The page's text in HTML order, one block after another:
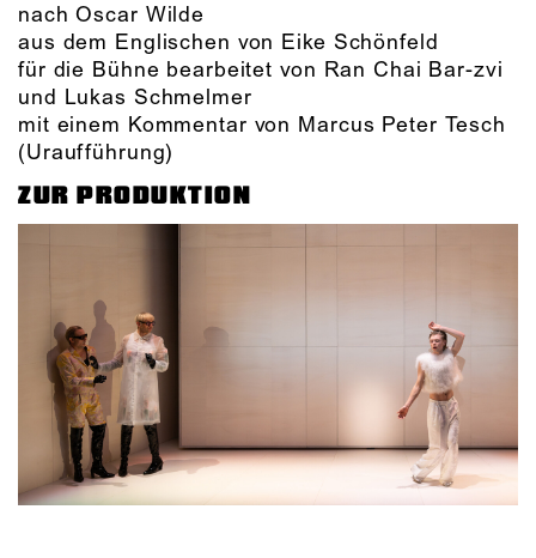
nach Oscar Wilde
aus dem Englischen von Eike Schönfeld
für die Bühne bearbeitet von Ran Chai Bar-zvi
und Lukas Schmelmer
mit einem Kommentar von Marcus Peter Tesch
(Uraufführung)
ZUR PRODUKTION